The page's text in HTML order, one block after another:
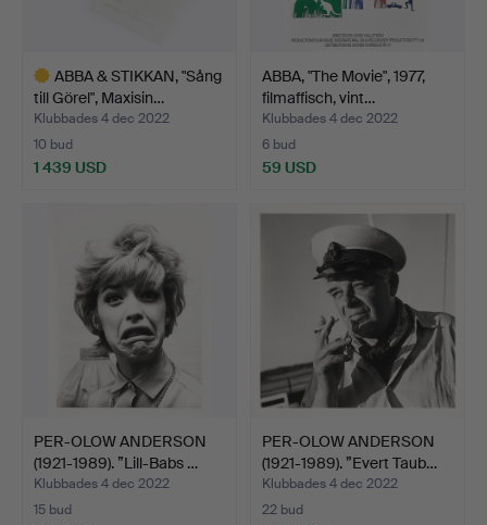
ABBA & STIKKAN, "Sång
till Görel", Maxisin…
Klubbades 4 dec 2022
10 bud
1 439 USD
ABBA, "The Movie", 1977,
filmaffisch, vint…
Klubbades 4 dec 2022
6 bud
59 USD
PER-OLOW ANDERSON
(1921-1989). ”Lill-Babs …
Klubbades 4 dec 2022
15 bud
PER-OLOW ANDERSON
(1921-1989). ”Evert Taub…
Klubbades 4 dec 2022
22 bud